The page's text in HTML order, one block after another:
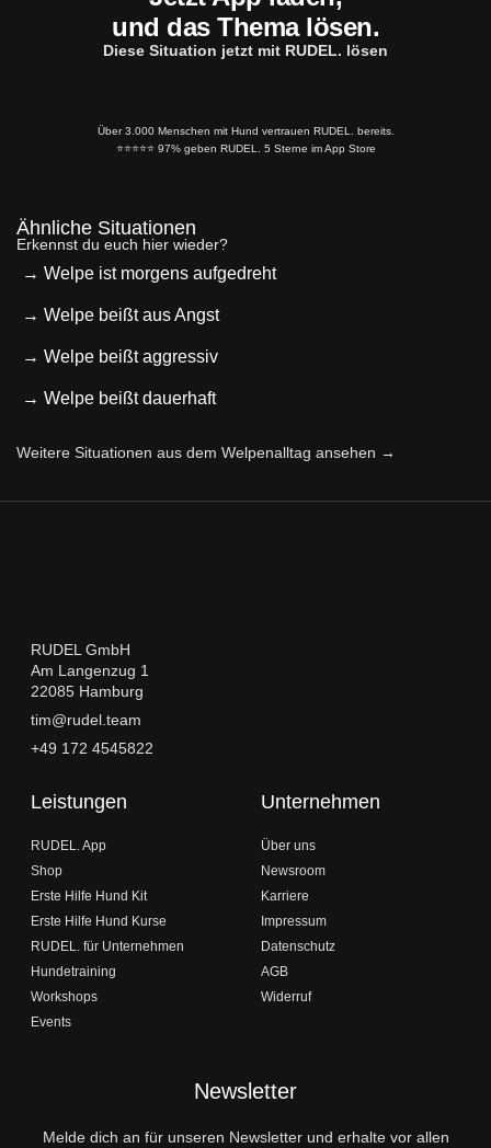
und das Thema lösen.
Diese Situation jetzt mit RUDEL. lösen
Über 3.000 Menschen mit Hund vertrauen RUDEL. bereits.
⭐️⭐️⭐️⭐️⭐️ 97% geben RUDEL. 5 Sterne im App Store
Ähnliche Situationen
Erkennst du euch hier wieder?
→ Welpe ist morgens aufgedreht
→ Welpe beißt aus Angst
→ Welpe beißt aggressiv
→ Welpe beißt dauerhaft
Weitere Situationen aus dem Welpenalltag ansehen →
RUDEL GmbH
Am Langenzug 1
22085 Hamburg
tim@rudel.team
+49 172 4545822
Leistungen
RUDEL. App
Shop
Erste Hilfe Hund Kit
Erste Hilfe Hund Kurse
RUDEL. für Unternehmen
Hundetraining
Workshops
Events
Unternehmen
Über uns
Newsroom
Karriere
Impressum
Datenschutz
AGB
Widerruf
Newsletter
Melde dich an für unseren Newsletter und erhalte vor allen